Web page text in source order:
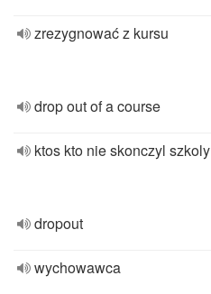
zrezygnować z kursu
drop out of a course
ktos kto nie skonczyl szkoly
dropout
wychowawca